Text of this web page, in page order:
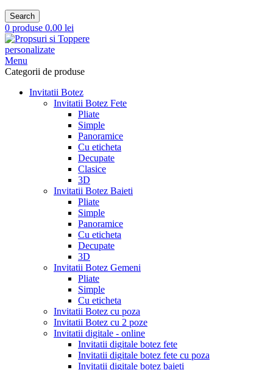
Search
0 produse 0.00 lei
Menu
Categorii de produse
Invitatii Botez
Invitatii Botez Fete
Pliate
Simple
Panoramice
Cu eticheta
Decupate
Clasice
3D
Invitatii Botez Baieti
Pliate
Simple
Panoramice
Cu eticheta
Decupate
3D
Invitatii Botez Gemeni
Pliate
Simple
Cu eticheta
Invitatii Botez cu poza
Invitatii Botez cu 2 poze
Invitatii digitale - online
Invitatii digitale botez fete
Invitatii digitale botez fete cu poza
Invitatii digitale botez baieti